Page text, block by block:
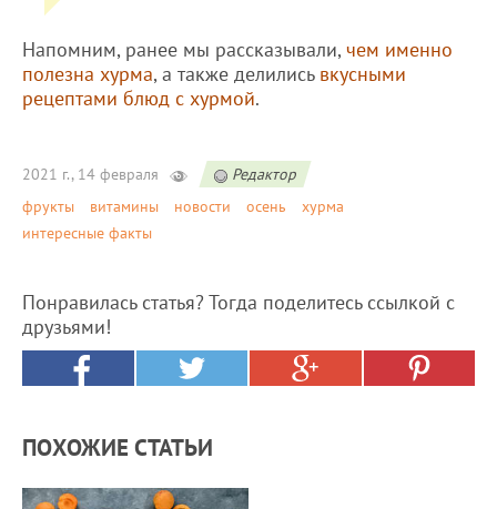
Напомним, ранее мы рассказывали, чем именно
полезна хурма, а также делились вкусными
рецептами блюд с хурмой.
2021 г., 14 февраля
Редактор
фрукты
витамины новости осень
хурма
интересные факты
Понравилась статья? Тогда поделитесь ссылкой с
друзьями!
ПОХОЖИЕ СТАТЬИ